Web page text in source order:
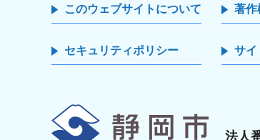
このウェブサイトについて 著作
セキュリティポリシー サイ
法人